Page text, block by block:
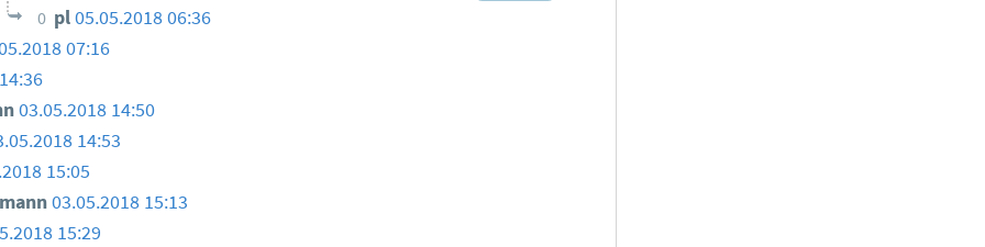
0 pl05.05.2018 06:36
07:16
03.05.2018 14:50
14:53
15:05
03.05.2018 15:13
15:29